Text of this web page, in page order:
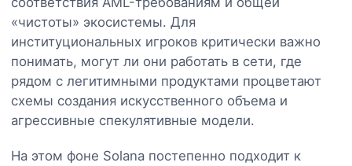
«чистоты» экосистемы. Для
институциональных игроков критически важно
понимать, могут ли они работать в сети, где
рядом с легитимными продуктами процветают
схемы создания искусственного объема и
агрессивные спекулятивные модели.
На этом фоне Solana постепенно подходит к